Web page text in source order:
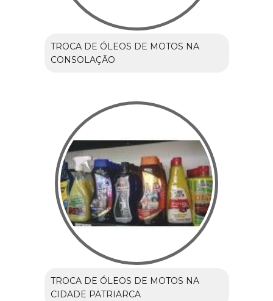
TROCA DE ÓLEOS DE MOTOS NA
CONSOLAÇÃO
TROCA DE ÓLEOS DE MOTOS NA
CIDADE PATRIARCA